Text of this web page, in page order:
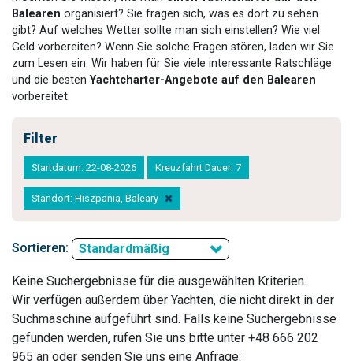
Balearen organisiert? Sie fragen sich, was es dort zu sehen
gibt? Auf welches Wetter sollte man sich einstellen? Wie viel
Geld vorbereiten? Wenn Sie solche Fragen stören, laden wir Sie
zum Lesen ein. Wir haben für Sie viele interessante Ratschläge
und die bestenYachtcharter-Angebote auf den Balearen
vorbereitet.
Filter
Startdatum: 22-08-2026 Kreuzfahrt Dauer: 7
Standort: Hiszpania, Baleary
Sortieren: Standardmäßig
Keine Suchergebnisse für die ausgewählten Kriterien.
Wir verfügen außerdem über Yachten, die nicht direkt in der
Suchmaschine aufgeführt sind. Falls keine Suchergebnisse
gefunden werden, rufen Sie uns bitte unter +48 666 202
965 an oder senden Sie uns eine Anfrage: